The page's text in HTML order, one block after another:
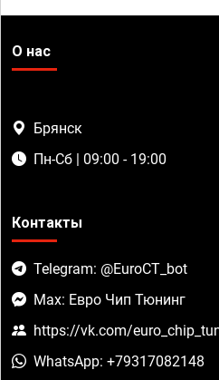
О нас
Брянск
Пн-Сб | 09:00 - 19:00
Контакты
Telegram: @EuroCT_bot
Max: Евро Чип Тюнинг
https://vk.com/
WhatsApp: +79317082148